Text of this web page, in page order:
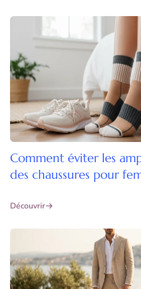
Comment éviter les
des chaussures pour
Découvrir